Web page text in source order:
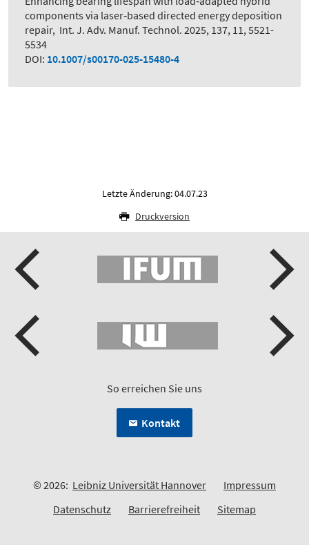
components via laser‑based directed energy deposition
repair, Int. J. Adv. Manuf. Technol. 2025, 137, 11, 5521-
5534
DOI: 10.1007/s00170-025-15480-4
Letzte Änderung: 04.07.23
Druckversion
So erreichen Sie uns
Kontakt
© 2026: Leibniz Universität Hannover
Impressum
Datenschutz
Barrierefreiheit Sitemap